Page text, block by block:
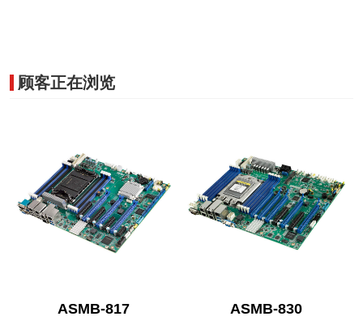
顾客正在浏览
ASMB-817 ASMB-830